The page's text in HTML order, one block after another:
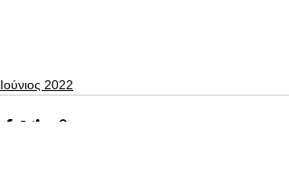
Ιούνιος 2022